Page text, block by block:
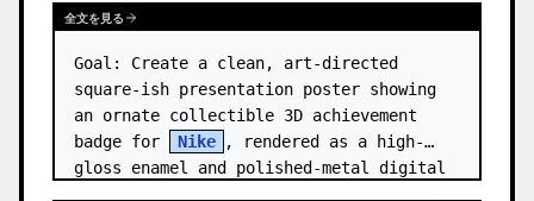
全文を見る
Goal: Create a clean, art-directed
square-ish presentation poster showing
an ornate collectible 3D achievement
badge for
Nike
, rendered as a high-
gloss enamel and polished-metal digital